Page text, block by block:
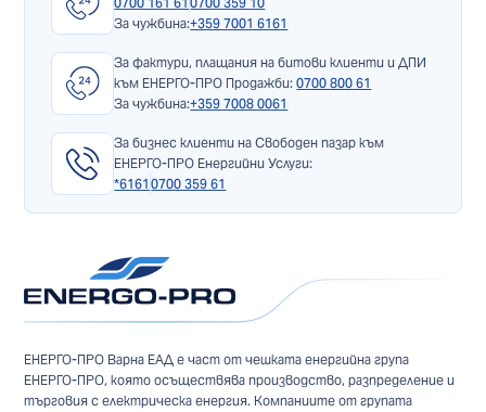
За чужбина:+359 7001 6161
За фактури, плащания на битови клиенти и ДПИ
към ЕНЕРГО-ПРО Продажби:0700 800 61
За чужбина:+359 7008 0061
За бизнес клиенти на Свободен пазар към
ЕНЕРГО-ПРО Енергийни Услуги:
*6161 0700 359 61
ЕНЕРГО-ПРО Варна ЕАД е част от чешката енергийна група
ЕНЕРГО-ПРО, която осъществява производство, разпределение и
търговия с електрическа енергия. Компаниите от групата